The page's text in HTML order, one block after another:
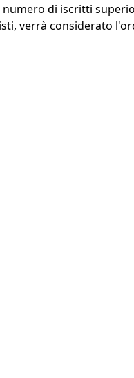
di iscritti
verrà considerato